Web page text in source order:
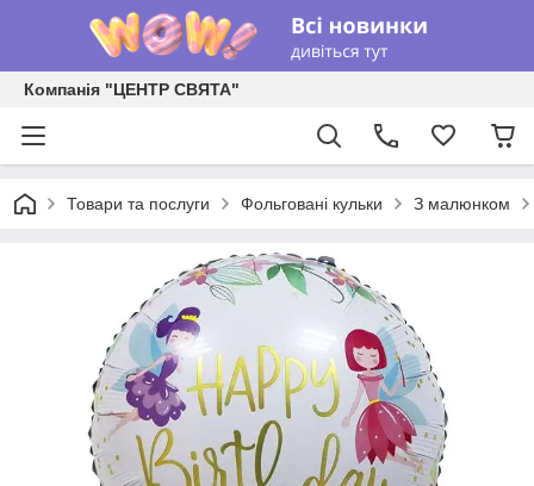
Компанія "ЦЕНТР СВЯТА"
Товари та послуги Фольговані кульки З малюнком